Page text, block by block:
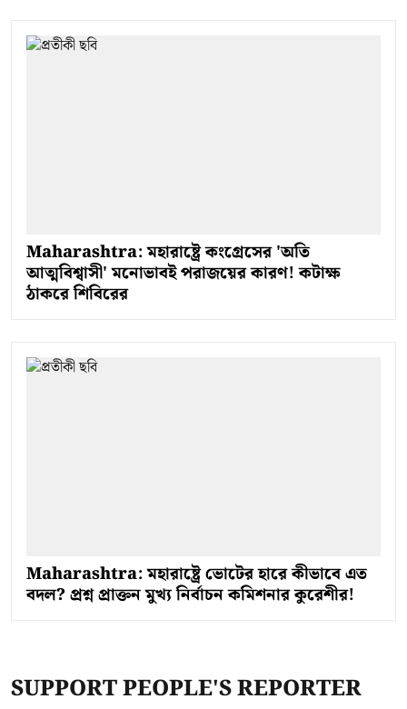
Maharashtra: মহারাষ্ট্রে কংগ্রেসের 'অতি
আত্মবিশ্বাসী' মনোভাবই পরাজয়ের কারণ! কটাক্ষ
ঠাকরে শিবিরের
Maharashtra: মহারাষ্ট্রে ভোটের হারে কীভাবে এত
বদল? প্রশ্ন প্রাক্তন মুখ্য নির্বাচন কমিশনার কুরেশীর!
SUPPORT PEOPLE'S REPORTER